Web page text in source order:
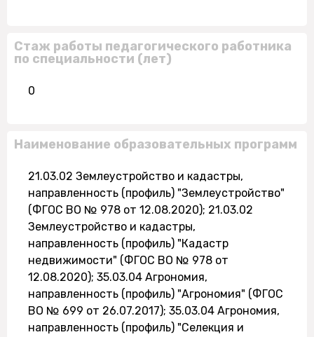
Стаж работы педагогического работника
по специальности (лет)
0
Наименование образовательных программ
21.03.02 Землеустройство и кадастры,
направленность (профиль) "Землеустройство"
(ФГОС ВО № 978 от 12.08.2020); 21.03.02
Землеустройство и кадастры,
направленность (профиль) "Кадастр
недвижимости" (ФГОС ВО № 978 от
12.08.2020); 35.03.04 Агрономия,
направленность (профиль) "Агрономия" (ФГОС
ВО № 699 от 26.07.2017); 35.03.04 Агрономия,
направленность (профиль) "Селекция и